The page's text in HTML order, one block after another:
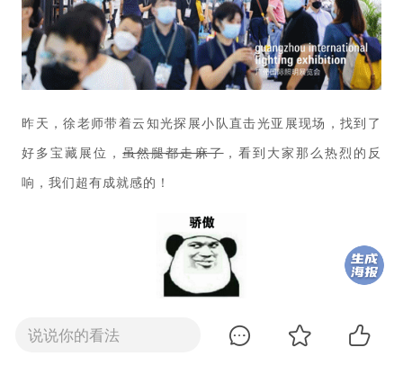
昨天，徐老师带着云知光探展小队直击光亚展现场，找到了
好多宝藏展位，虽然腿都走麻了，看到大家那么热烈的反
响，我们超有成就感的！
光亚展第二天，这次徐老师又找到了哪些宝藏展位、亮点产
说说你的看法